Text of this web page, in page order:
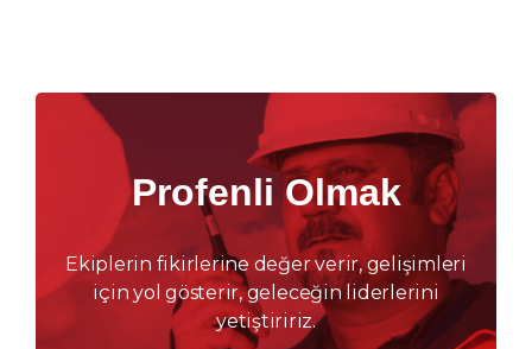
Profenli Olmak
Ekiplerin fikirlerine değer verir, gelişimleri
için yol gösterir, geleceğin liderlerini
yetiştiririz.